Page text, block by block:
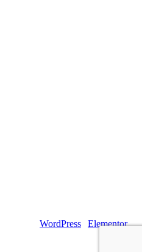
WordPress Elementor|